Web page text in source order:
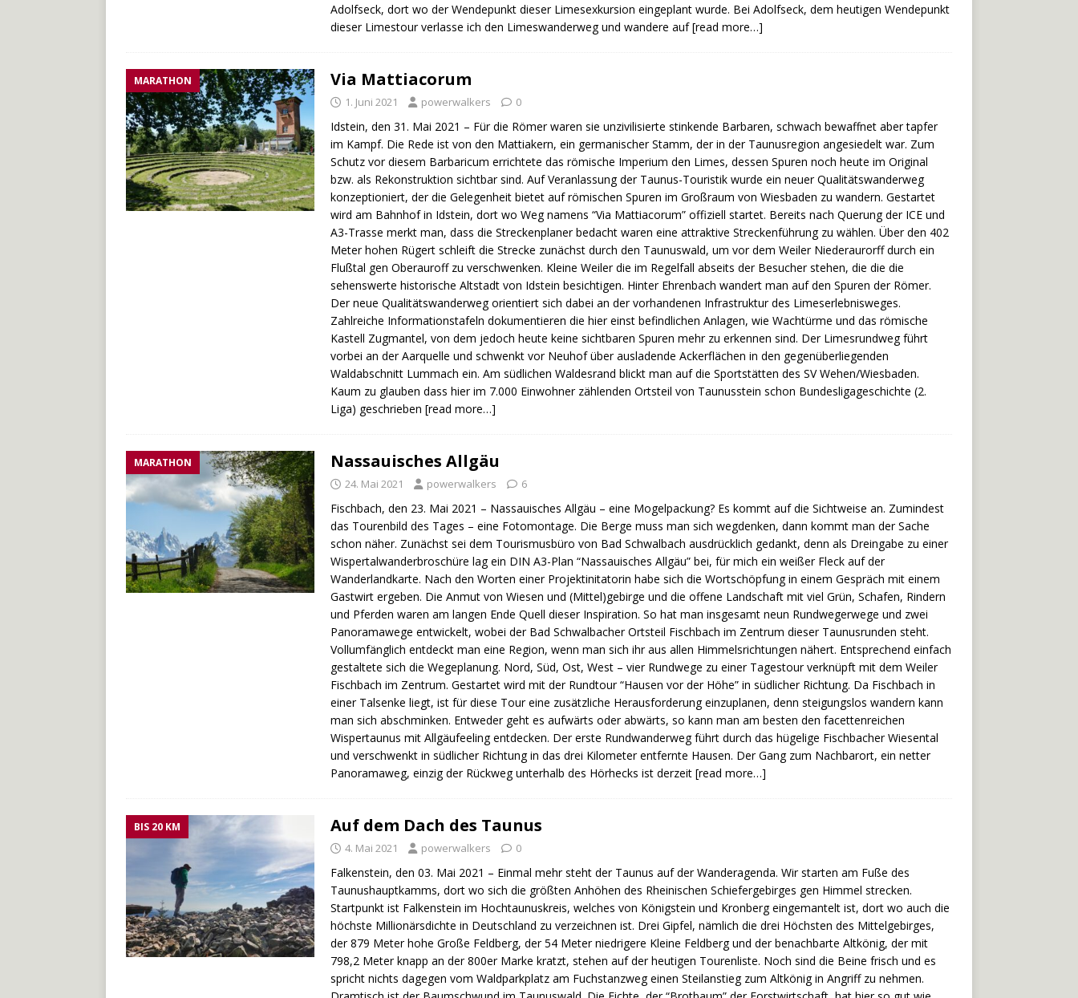
Adolfseck, dort wo der Wendepunkt dieser Limesexkursion eingeplant wurde. Bei Adolfseck, dem heutigen Wendepunkt
dieser Limestour verlasse ich den Limeswanderweg und wandere auf[read more…]
MARATHON Via Mattiacorum
1. Juni 2021 powerwalkers 0
Idstein, den 31. Mai 2021 – Für die Römer waren sie unzivilisierte stinkende Barbaren, schwach bewaffnet aber tapfer
im Kampf. Die Rede ist von den Mattiakern, ein germanischer Stamm, der in der Taunusregion angesiedelt war. Zum
Schutz vor diesem Barbaricum errichtete das römische Imperium den Limes, dessen Spuren noch heute im Original
bzw. als Rekonstruktion sichtbar sind. Auf Veranlassung der Taunus-Touristik wurde ein neuer Qualitätswanderweg
konzeptioniert, der die Gelegenheit bietet auf römischen Spuren im Großraum von Wiesbaden zu wandern. Gestartet
wird am Bahnhof in Idstein, dort wo Weg namens “Via Mattiacorum” offiziell startet. Bereits nach Querung der ICE und
A3-Trasse merkt man, dass die Streckenplaner bedacht waren eine attraktive Streckenführung zu wählen. Über den 402
Meter hohen Rügert schleift die Strecke zunächst durch den Taunuswald, um vor dem Weiler Niederaurorff durch ein
Flußtal gen Oberauroff zu verschwenken. Kleine Weiler die im Regelfall abseits der Besucher stehen, die die die
sehenswerte historische Altstadt von Idstein besichtigen. Hinter Ehrenbach wandert man auf den Spuren der Römer.
Der neue Qualitätswanderweg orientiert sich dabei an der vorhandenen Infrastruktur des Limeserlebnisweges.
Zahlreiche Informationstafeln dokumentieren die hier einst befindlichen Anlagen, wie Wachtürme und das römische
Kastell Zugmantel, von dem jedoch heute keine sichtbaren Spuren mehr zu erkennen sind. Der Limesrundweg führt
vorbei an der Aarquelle und schwenkt vor Neuhof über ausladende Ackerflächen in den gegenüberliegenden
Waldabschnitt Lummach ein. Am südlichen Waldesrand blickt man auf die Sportstätten des SV Wehen/Wiesbaden.
Kaum zu glauben dass hier im 7.000 Einwohner zählenden Ortsteil von Taunusstein schon Bundesligageschichte (2.
Liga) geschrieben [read more…]
MARATHON Nassauisches Allgäu
24. Mai 2021 powerwalkers 6
Fischbach, den 23. Mai 2021 – Nassauisches Allgäu – eine Mogelpackung? Es kommt auf die Sichtweise an. Zumindest
das Tourenbild des Tages – eine Fotomontage. Die Berge muss man sich wegdenken, dann kommt man der Sache
schon näher. Zunächst sei dem Tourismusbüro von Bad Schwalbach ausdrücklich gedankt, denn als Dreingabe zu einer
Wispertalwanderbroschüre lag ein DIN A3-Plan “Nassauisches Allgäu” bei, für mich ein weißer Fleck auf der
Wanderlandkarte. Nach den Worten einer Projektinitatorin habe sich die Wortschöpfung in einem Gespräch mit einem
Gastwirt ergeben. Die Anmut von Wiesen und (Mittel)gebirge und die offene Landschaft mit viel Grün, Schafen, Rindern
und Pferden waren am langen Ende Quell dieser Inspiration. So hat man insgesamt neun Rundwegerwege und zwei
Panoramawege entwickelt, wobei der Bad Schwalbacher Ortsteil Fischbach im Zentrum dieser Taunusrunden steht.
Vollumfänglich entdeckt man eine Region, wenn man sich ihr aus allen Himmelsrichtungen nähert. Entsprechend einfach
gestaltete sich die Wegeplanung. Nord, Süd, Ost, West – vier Rundwege zu einer Tagestour verknüpft mit dem Weiler
Fischbach im Zentrum. Gestartet wird mit der Rundtour “Hausen vor der Höhe” in südlicher Richtung. Da Fischbach in
einer Talsenke liegt, ist für diese Tour eine zusätzliche Herausforderung einzuplanen, denn steigungslos wandern kann
man sich abschminken. Entweder geht es aufwärts oder abwärts, so kann man am besten den facettenreichen
Wispertaunus mit Allgäufeeling entdecken. Der erste Rundwanderweg führt durch das hügelige Fischbacher Wiesental
und verschwenkt in südlicher Richtung in das drei Kilometer entfernte Hausen. Der Gang zum Nachbarort, ein netter
Panoramaweg, einzig der Rückweg unterhalb des Hörhecks ist derzeit [read more…]
BIS 20 KM Auf dem Dach des Taunus
4. Mai 2021 powerwalkers 0
Falkenstein, den 03. Mai 2021 – Einmal mehr steht der Taunus auf der Wanderagenda. Wir starten am Fuße des
Taunushauptkamms, dort wo sich die größten Anhöhen des Rheinischen Schiefergebirges gen Himmel strecken.
Startpunkt ist Falkenstein im Hochtaunuskreis, welches von Königstein und Kronberg eingemantelt ist, dort wo auch die
höchste Millionärsdichte in Deutschland zu verzeichnen ist. Drei Gipfel, nämlich die drei Höchsten des Mittelgebirges,
der 879 Meter hohe Große Feldberg, der 54 Meter niedrigere Kleine Feldberg und der benachbarte Altkönig, der mit
798,2 Meter knapp an der 800er Marke kratzt, stehen auf der heutigen Tourenliste. Noch sind die Beine frisch und es
spricht nichts dagegen vom Waldparkplatz am Fuchstanzweg einen Steilanstieg zum Altkönig in Angriff zu nehmen.